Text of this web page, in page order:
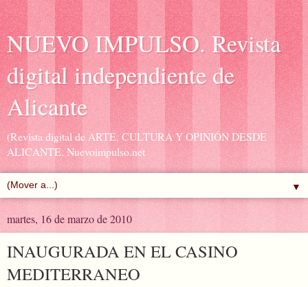
NUEVO IMPULSO. Revista
digital independiente de
Alicante
(Revista digital de ARTE, CULTURA Y OPINIÓN DESDE
ALICANTE. Nuevoimpulso.net
▼
martes, 16 de marzo de 2010
INAUGURADA EN EL CASINO
MEDITERRANEO